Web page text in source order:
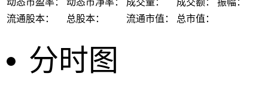
动态市盈率：
动态市净率： 成交量： 成交额：
振幅：
流通股本：
总股本： 流通市值： 总市值：
分时图